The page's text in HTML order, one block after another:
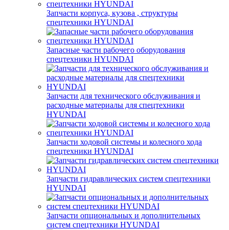
Запчасти корпуса, кузова , структуры
спецтехники HYUNDAI
Запасные части рабочего оборудования
спецтехники HYUNDAI
Запчасти для технического обслуживания и
расходные материалы для спецтехники
HYUNDAI
Запчасти ходовой системы и колесного хода
спецтехники HYUNDAI
Запчасти гидравлических систем спецтехники
HYUNDAI
Запчасти опциональных и дополнительных
систем спецтехники HYUNDAI